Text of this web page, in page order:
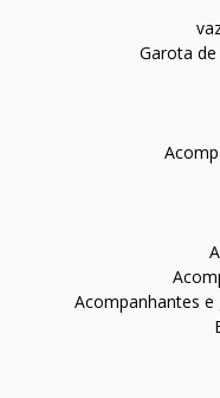
Garota
Acompanhantes